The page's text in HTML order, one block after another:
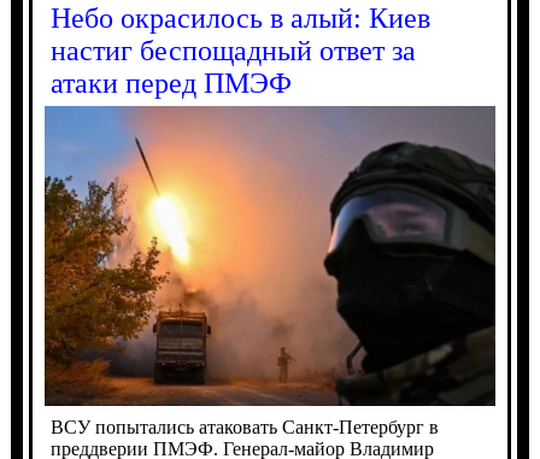
Небо окрасилось в алый: Киев
настиг беспощадный ответ за
атаки перед ПМЭФ
ВСУ попытались атаковать Санкт-Петербург в
преддверии ПМЭФ. Генерал-майор Владимир